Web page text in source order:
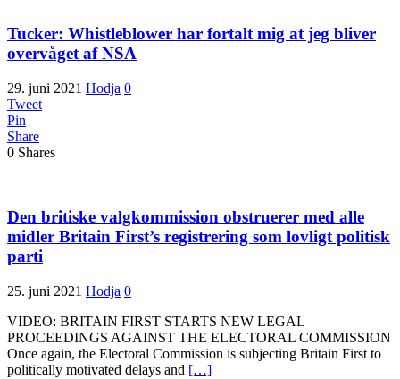
Tucker: Whistleblower har fortalt mig at jeg bliver
overvåget af NSA
29. juni 2021 Hodja 0
Tweet
Pin
Share
0 Shares
Den britiske valgkommission obstruerer med alle
midler Britain First’s registrering som lovligt politisk
parti
25. juni 2021 Hodja 0
VIDEO: BRITAIN FIRST STARTS NEW LEGAL
PROCEEDINGS AGAINST THE ELECTORAL COMMISSION
Once again, the Electoral Commission is subjecting Britain First to
politically motivated delays and […]